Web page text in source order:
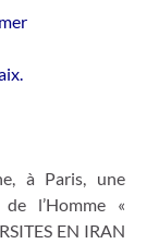
à Paris, une
l’Homme «
EN IRAN